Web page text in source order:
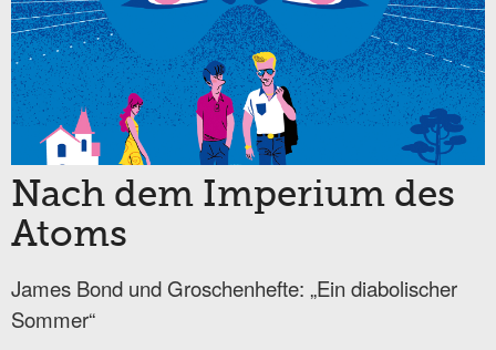
Nach dem Imperium des
Atoms
James Bond und Groschenhefte: „Ein diabolischer
Sommer“